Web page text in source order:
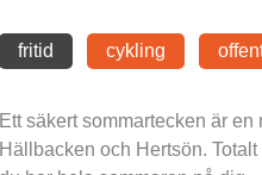
fritid cykling
Ett säkert sommartecken är
Hällbacken och Hertsön.